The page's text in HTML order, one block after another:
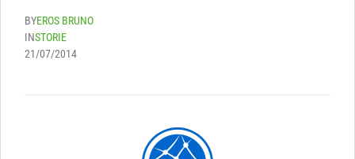
BYEROS BRUNO
INSTORIE
21/07/2014